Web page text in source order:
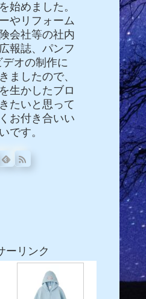
始めました。
やリフォーム
会社等の社内
報誌、パンフ
オの制作に
ましたので、
生かしたブロ
たいと思って
お付き合いい
です。
ーリンク